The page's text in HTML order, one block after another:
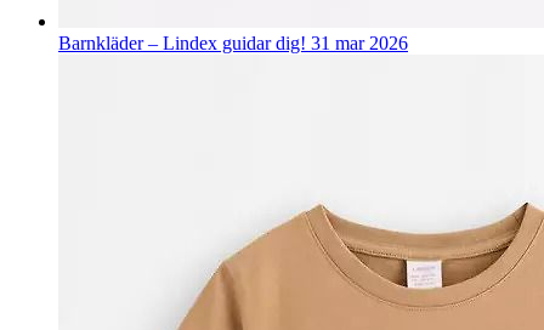
Barnkläder – Lindex guidar dig! 31 mar 2026